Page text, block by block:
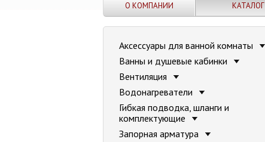
О КОМПАНИИ КАТАЛОГ
Аксессуары для ванной комнаты
Ванны и душевые кабинки
Вентиляция
Водонагреватели
Гибкая подводка, шланги и
комплектующие
Запорная арматура